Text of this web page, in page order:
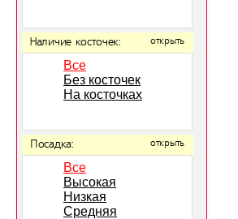
Наличие косточек: открыть
Все
Без косточек
На косточках
Посадка: открыть
Все
Высокая
Низкая
Средняя